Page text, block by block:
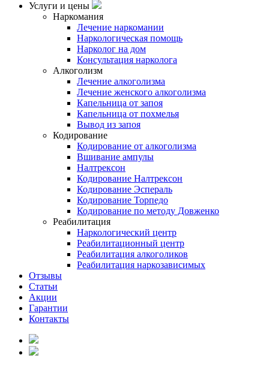
Услуги и цены
Наркомания
Лечение наркомании
Наркологическая помощь
Нарколог на дом
Консультация нарколога
Алкоголизм
Лечение алкоголизма
Лечение женского алкоголизма
Капельница от запоя
Капельница от похмелья
Вывод из запоя
Кодирование
Кодирование от алкоголизма
Вшивание ампулы
Налтрексон
Кодирование Налтрексон
Кодирование Эспераль
Кодирование Торпедо
Кодирование по методу Довженко
Реабилитация
Наркологический центр
Реабилитационный центр
Реабилитация алкоголиков
Реабилитация наркозависимых
Отзывы
Статьи
Акции
Гарантии
Контакты